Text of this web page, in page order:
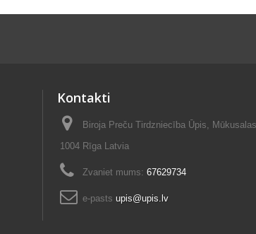
Kontakti
Biroja Preču Tirdzniecība Ūpis,
1004 Rīga Latvia
Zvaniet mums: 67629734
e-pasts upis@upis.lv